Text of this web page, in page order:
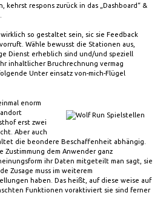
kehrst respons zurück in das „Dashboard“ &
so gestaltet sein, sic sie Feedback
Wähle bewusst die Stationen aus,
Dienst erheblich sind und/und speziell
inhaltlicher Bruchrechnung vermag
Unter einsatz von-mich-Flügel
enorm
erst zwei
Aber auch
die beondere Beschaffenheit abhängig.
Zustimmung dem Anwender ganz
ihr Daten mitgeteilt man sagt, sie
Zusage muss im weiterem
haben. Das heißt, auf diese weise auf
Funktionen voraktiviert sie sind ferner